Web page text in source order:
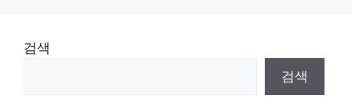
검색
검색